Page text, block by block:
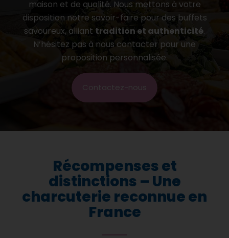
maison et de qualité. Nous mettons à votre
disposition notre savoir-faire pour des buffets
savoureux, alliant tradition et authenticité.
N’hésitez pas à nous contacter pour une
proposition personnalisée.
Contactez-nous
Récompenses et
distinctions – Une
charcuterie reconnue en
France